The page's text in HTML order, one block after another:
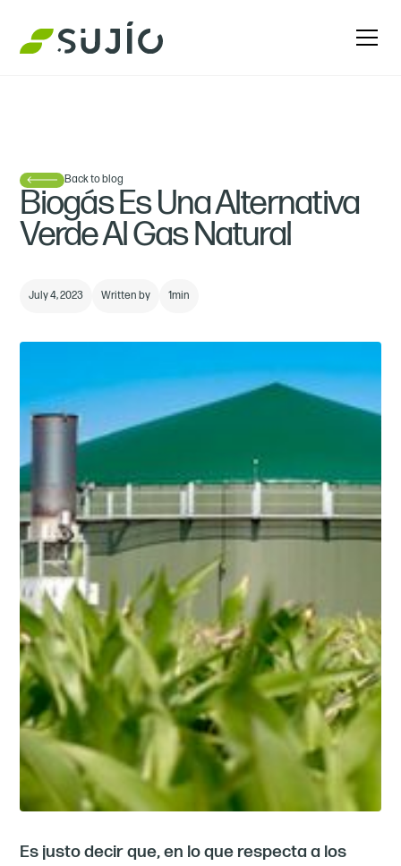
Back to blog
Biogás Es Una Alternativa
Verde Al Gas Natural
July 4, 2023 Written by 1min
Es justo decir que, en lo que respecta a los